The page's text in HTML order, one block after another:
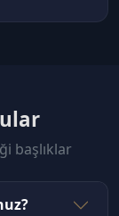
başlıklar